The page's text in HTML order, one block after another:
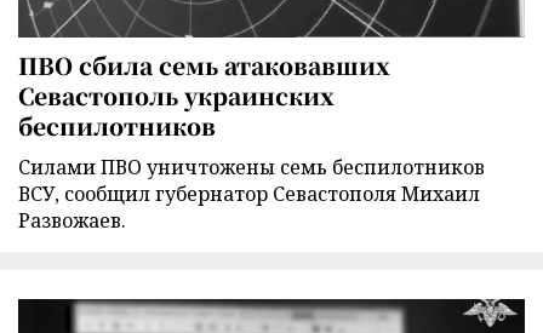
ПВО сбила семь атаковавших
Севастополь украинских
беспилотников
Силами ПВО уничтожены семь беспилотников
ВСУ, сообщил губернатор Севастополя Михаил
Развожаев.